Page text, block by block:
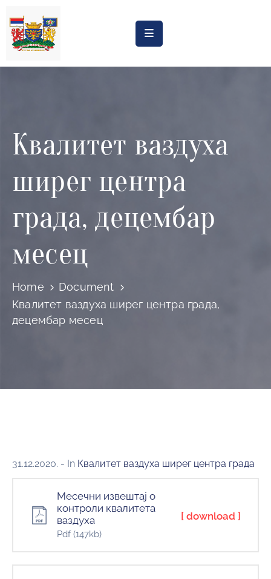
Насловна
Процена
утицаја
Регистри
дивљих
депонија
Планови
програми
Мониторнинг
Квалитет ваздуха
ширег центра
града, децембар
месец
Home
Document
Квалитет ваздуха ширег центра града,
децембар месец
31.12.2020. - In Квалитет ваздуха ширег центра града
Месечни извештај о
контроли квалитета
ваздуха
Pdf(147kb)
[ download ]